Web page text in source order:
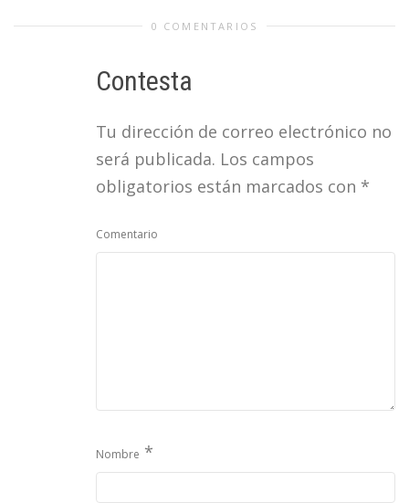
0 COMENTARIOS
Contesta
Tu dirección de correo electrónico no
será publicada. Los campos
obligatorios están marcados con *
Comentario
Nombre *